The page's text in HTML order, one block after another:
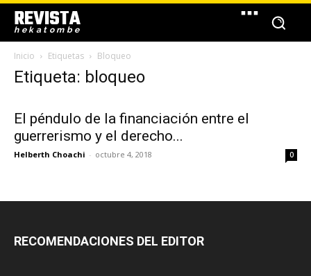
REVISTA
hekatombe
Inicio Etiquetas Bloqueo
Etiqueta: bloqueo
El péndulo de la financiación entre el
guerrerismo y el derecho...
Helberth Choachi - octubre 4, 2018 0
RECOMENDACIONES DEL EDITOR